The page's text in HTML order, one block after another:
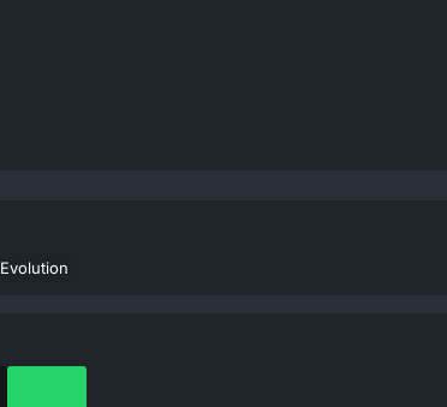
Evolution